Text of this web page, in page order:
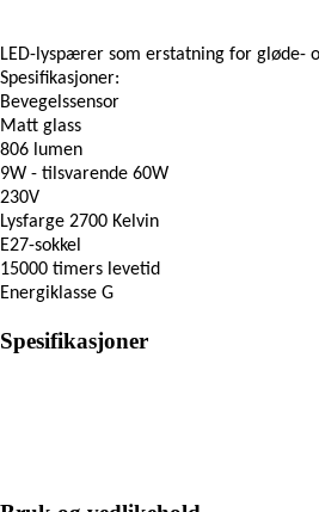
LED-lyspærer som erstatning for gløde-
Spesifikasjoner:
Bevegelssensor
Matt glass
806 lumen
9W - tilsvarende 60W
230V
Lysfarge 2700 Kelvin
E27-sokkel
15000 timers levetid
Energiklasse G
Spesifikasjoner